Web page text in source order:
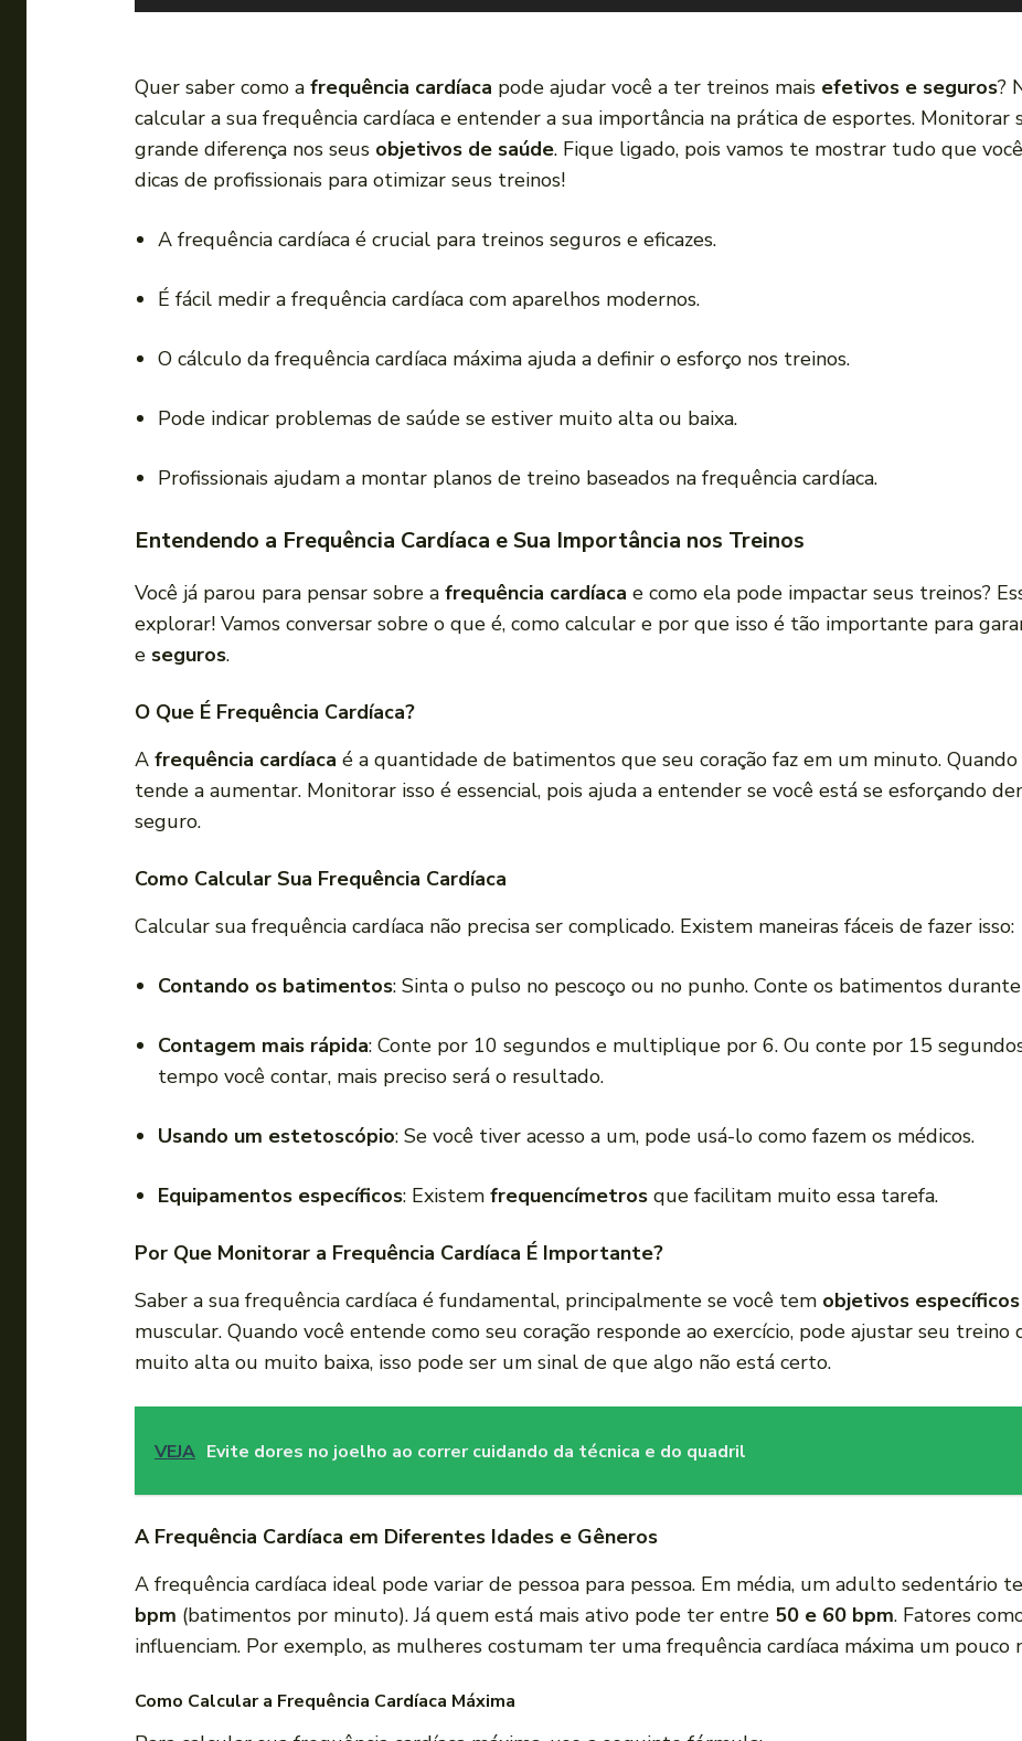
o
a
d
r
e
u
i
Quer saber como a frequência cardíaca pode ajudar você a ter treinos mais efetivos e seguros?
calcular a sua frequência cardíaca e entender a sua importância na prática de esportes.
grande diferença nos seus objetivos de saúde. Fique ligado, pois vamos te mostrar tudo que
dicas de profissionais para otimizar seus treinos!
A frequência cardíaca é crucial para treinos seguros e eficazes.
É fácil medir a frequência cardíaca com aparelhos modernos.
O cálculo da frequência cardíaca máxima ajuda a definir o esforço nos treinos.
Pode indicar problemas de saúde se estiver muito alta ou baixa.
Profissionais ajudam a montar planos de treino baseados na frequência cardíaca.
Entendendo a Frequência Cardíaca e Sua Importância nos Treinos
Você já parou para pensar sobre a frequência cardíaca e como ela pode impactar seus treinos?
explorar! Vamos conversar sobre o que é, como calcular e por que isso é tão importante para
e seguros.
O Que É Frequência Cardíaca?
A frequência cardíaca é a quantidade de batimentos que seu coração faz em um minuto.
tende a aumentar. Monitorar isso é essencial, pois ajuda a entender se você está se esforçando
seguro.
Como Calcular Sua Frequência Cardíaca
Calcular sua frequência cardíaca não precisa ser complicado. Existem maneiras fáceis de fazer isso:
Contando os batimentos: Sinta o pulso no pescoço ou no punho. Conte os batimentos
Contagem mais rápida: Conte por 10 segundos e multiplique por 6. Ou conte por 15
tempo você contar, mais preciso será o resultado.
Usando um estetoscópio: Se você tiver acesso a um, pode usá-lo como fazem os médicos.
Equipamentos específicos: Existem frequencímetros que facilitam muito essa tarefa.
Por Que Monitorar a Frequência Cardíaca É Importante?
Saber a sua frequência cardíaca é fundamental, principalmente se você tem objetivos específicos
muscular. Quando você entende como seu coração responde ao exercício, pode ajustar seu
muito alta ou muito baixa, isso pode ser um sinal de que algo não está certo.
VEJA Evite dores no joelho ao correr cuidando da técnica e do quadril
A Frequência Cardíaca em Diferentes Idades e Gêneros
A frequência cardíaca ideal pode variar de pessoa para pessoa. Em média, um adulto sedentário
bpm (batimentos por minuto). Já quem está mais ativo pode ter entre 50 e 60 bpm. Fatores
influenciam. Por exemplo, as mulheres costumam ter uma frequência cardíaca máxima um pouco
Como Calcular a Frequência Cardíaca Máxima